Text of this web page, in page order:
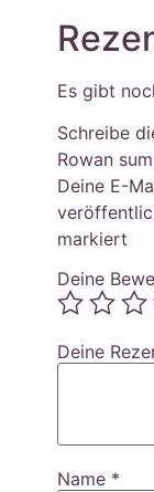
Es gibt
Schreibe
Rowan
Deine E-
markiert
Deine
Deine
Name *